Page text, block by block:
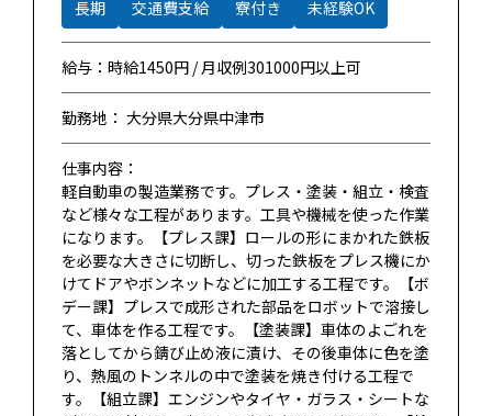
長期 交通費支給 寮付き 未経験OK
給与：時給1450円 / 月収例301000円以上可
勤務地： 大分県大分県中津市
仕事内容：
軽自動車の製造業務です。プレス・塗装・組立・検査
など様々な工程があります。工具や機械を使った作業
になります。【プレス課】ロールの形にまかれた鉄板
を必要な大きさに切断し、切った鉄板をプレス機にか
けてドアやボンネットなどに加工する工程です。【ボ
デー課】プレスで成形された部品をロボットで溶接し
て、車体を作る工程です。【塗装課】車体のよごれを
落としてから錆び止め液に漬け、その後車体に色を塗
り、熱風のトンネルの中で塗装を焼き付ける工程で
す。【組立課】エンジンやタイヤ・ガラス・シートな